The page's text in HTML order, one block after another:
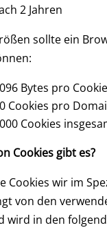
2 Jahren
sollte ein
Bytes pro Cookie
Cookies pro
Cookies
Cookies gibt es?
Cookies wir im
von den
wird in den